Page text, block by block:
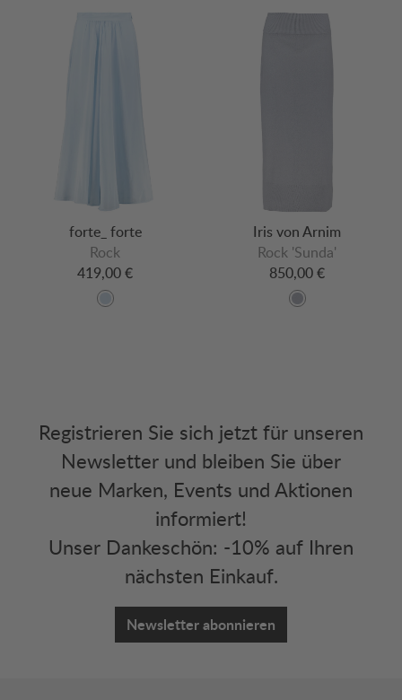
forte_ forte
Rock
419,00 €
Iris von Arnim
Rock 'Sunda'
850,00 €
Registrieren Sie sich jetzt für unseren
Newsletter und bleiben Sie über
neue Marken, Events und Aktionen
informiert!
Unser Dankeschön: -10% auf Ihren
nächsten Einkauf.
Newsletter abonnieren